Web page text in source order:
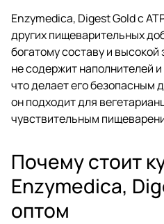
Enzymedica, Digest Gold с
других пищеварительных
богатому составу и
не содержит наполнителей
что делает его безопасным
он подходит для
чувствительным
Почему стоит
Enzymedica,
оптом